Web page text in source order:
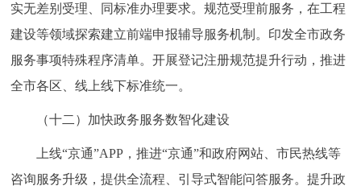
实无差别受理、同标准办理要求。规范受理前服务，在工程
建设等领域探索建立前端申报辅导服务机制。印发全市政务
服务事项特殊程序清单。开展登记注册规范提升行动，推进
全市各区、线上线下标准统一。
（十二）加快政务服务数智化建设
上线“京通”APP，推进“京通”和政府网站、市民热线等
咨询服务升级，提供全流程、引导式智能问答服务。提升政